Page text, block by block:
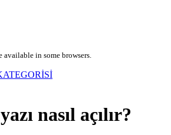
available in some browsers.
nasıl açılır?